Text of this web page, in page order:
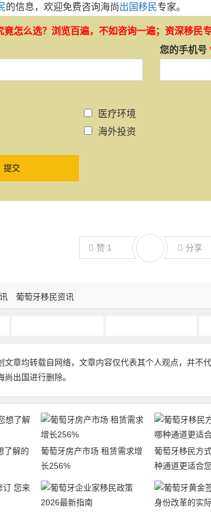
的信息，欢迎免费咨询海尚出国移民专家。
竟怎么选？浏览百遍，不如咨询一遍；资深移民
您的手机号
医疗环境
海外投资
提交
赞 1 分享
葡萄牙移民资讯
文章均转载自网络，文章内容仅代表其个人观点，并不
出国进行删除。
了解的
葡萄牙房产市场 租赁需求增
长256%
葡萄牙移民方
种通道更适合您